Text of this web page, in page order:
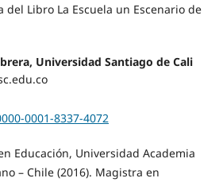
del Libro La Escuela un Escenario de
Universidad Santiago de Cali
0001-8337-4072
Educación, Universidad Academia
– Chile (2016). Magistra en